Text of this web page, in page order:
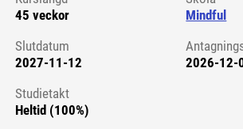
45 veckor
Mindful
Slutdatum
2027-11-12
2026-12-
Studietakt
Heltid (100%)